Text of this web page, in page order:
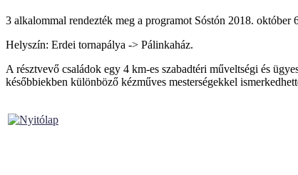
3 alkalommal rendezték meg a programot Sóstón 2018.
Helyszín: Erdei tornapálya -> Pálinkaház.
A résztvevő családok egy 4 km-es szabadtéri műveltségi és
későbbiekben különböző kézműves mesterségekkel